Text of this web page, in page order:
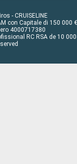
- CRUISELINE
con Capitale di 150 000 €
4000717380
RC RSA de 10 000